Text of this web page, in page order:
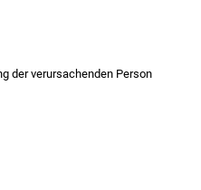
der verursachenden Person